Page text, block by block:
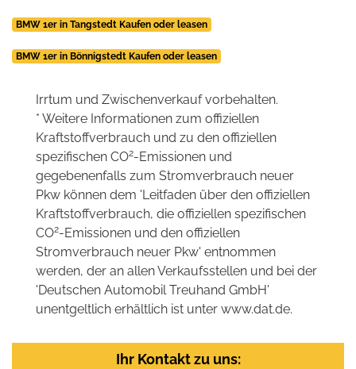
BMW 1er in Tangstedt Kaufen oder leasen
BMW 1er in Bönnigstedt Kaufen oder leasen
Irrtum und Zwischenverkauf vorbehalten.
* Weitere Informationen zum offiziellen
Kraftstoffverbrauch und zu den offiziellen
spezifischen CO2-Emissionen und
gegebenenfalls zum Stromverbrauch neuer
Pkw können dem 'Leitfaden über den offiziellen
Kraftstoffverbrauch, die offiziellen spezifischen
CO2-Emissionen und den offiziellen
Stromverbrauch neuer Pkw' entnommen
werden, der an allen Verkaufsstellen und bei der
'Deutschen Automobil Treuhand GmbH'
unentgeltlich erhältlich ist unter www.dat.de.
Ihr Kontakt zu uns: